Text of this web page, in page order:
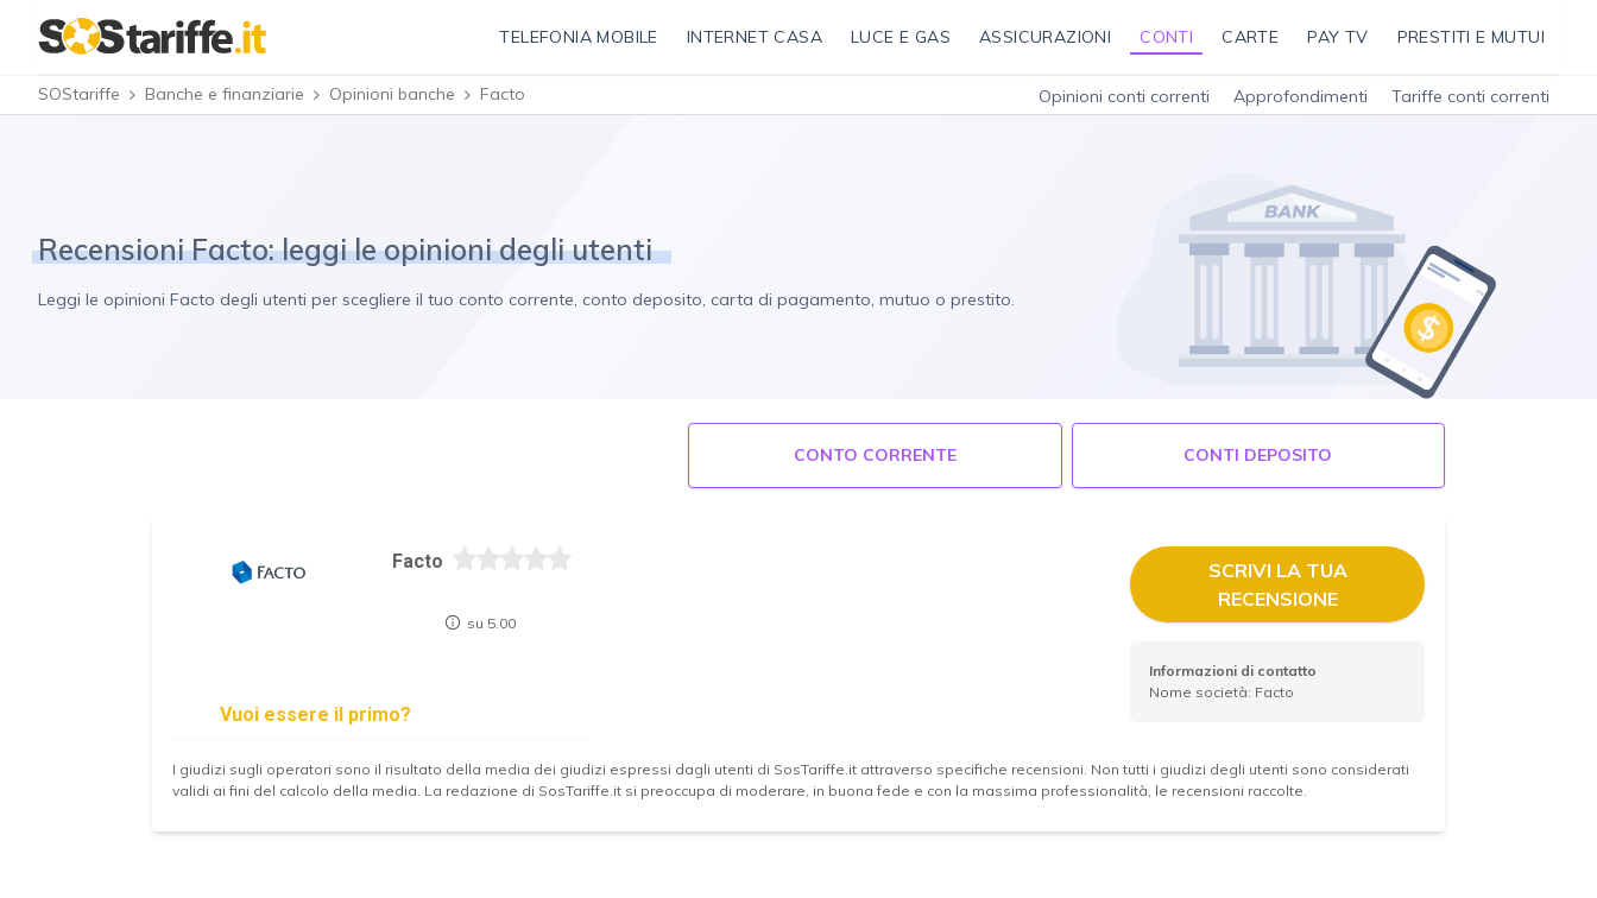
TELEFONIA MOBILE INTERNET CASA LUCE E GAS ASSICURAZIONI CONTI CARTE PAY TV PRESTITI E MUTUI
SOStariffe Banche e finanziarie Opinioni banche Facto Opinioni conti correnti Approfondimenti Tariffe conti correnti
Recensioni Facto: leggi le opinioni degli utenti
Leggi le opinioni Facto degli utenti per scegliere il tuo conto corrente, conto deposito, carta di pagamento, mutuo o prestito.
CONTO CORRENTE CONTI DEPOSITO
Facto
su 5.00
Vuoi essere il primo?
SCRIVI LA TUA
RECENSIONE
Informazioni di contatto
Nome società: Facto
I giudizi sugli operatori sono il risultato della media dei giudizi espressi dagli utenti di SosTariffe.it attraverso specifiche recensioni. Non tutti i giudizi degli utenti sono considerati
validi ai fini del calcolo della media. La redazione di SosTariffe.it si preoccupa di moderare, in buona fede e con la massima professionalità, le recensioni raccolte.